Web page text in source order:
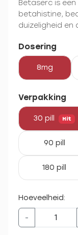
Betaserc is
betahistine,
duizeligheid en
Dosering
8mg
Verpakking
30 pill Hit
90 pill
180 pill
Hoeveelheid:
-